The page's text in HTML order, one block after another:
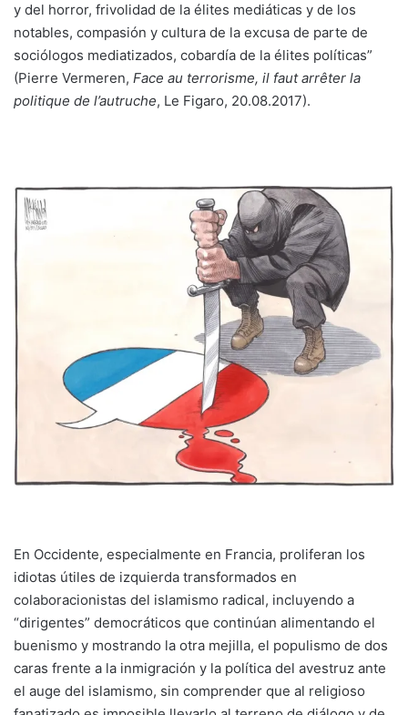
y del horror, frivolidad de la élites mediáticas y de los
notables, compasión y cultura de la excusa de parte de
sociólogos mediatizados, cobardía de la élites políticas”
(Pierre Vermeren, Face au terrorisme, il faut arrêter la
politique de l’autruche, Le Figaro, 20.08.2017).
En Occidente, especialmente en Francia, proliferan los
idiotas útiles de izquierda transformados en
colaboracionistas del islamismo radical, incluyendo a
“dirigentes” democráticos que continúan alimentando el
buenismo y mostrando la otra mejilla, el populismo de dos
caras frente a la inmigración y la política del avestruz ante
el auge del islamismo, sin comprender que al religioso